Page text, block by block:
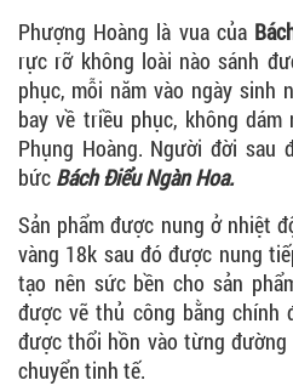
Phượng Hoàng là vua của
rực rỡ không loài nào sánh
phục, mỗi năm vào ngày sinh
bay về triều phục, không
Phụng Hoàng. Người đời sau
bức Bách Điểu Ngàn Hoa.
Sản phẩm được nung ở nhiệt
vàng 18k sau đó được nung
tạo nên sức bền cho sản
được vẽ thủ công bằng chính
được thổi hồn vào từng
chuyển tinh tế.